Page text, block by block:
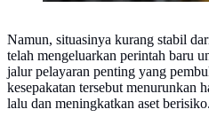
Namun, situasinya kurang stabil
telah mengeluarkan perintah baru
jalur pelayaran penting yang
kesepakatan tersebut menurunkan
lalu dan meningkatkan aset berisiko.